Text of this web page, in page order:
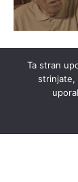
Ta stran
strinjate,